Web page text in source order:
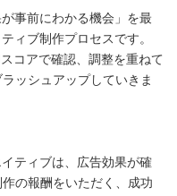
事前にわかる機会」を最
ィブ制作プロセスです。
コアで確認、調整を重ねて
ッシュアップしていきま
ティブは、広告効果が確
の報酬をいただく、成功